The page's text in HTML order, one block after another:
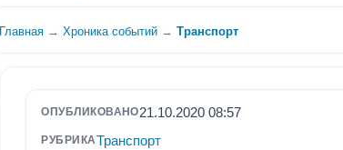
Главная → Хроника событий → Транспорт
ОПУБЛИКОВАНО21.10.2020 08:57
РУБРИКАТранспорт